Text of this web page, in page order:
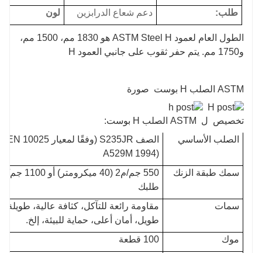
طلب: دعم شعاع الدرابزين لون
الطول العام لعمود ASTM Steel H هو 1830 مم، 1500 مم،
و1750 مم. يتم حفر ثقوب على جانبي العمود H
ASTM الصلب H بوست صورة
تخصيص ل
ASTM الصلب H بوست:
الصلب الأساسي
A529M 1994)
سمك طبقة الزنك
طلبك
سمات
مقاومة رائعة للتآكل، كثافة عالية،
طويل، أمان أعلى، حماية للبيئة، إلخ.
موك
100 قطعة